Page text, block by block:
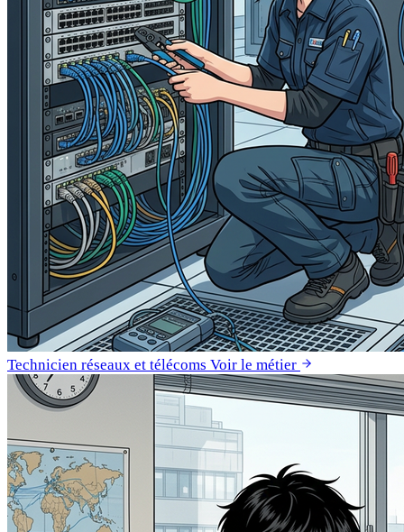
Technicien réseaux et télécoms Voir le métier